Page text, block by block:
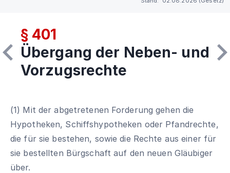
§ 401
Übergang der Neben- und
Vorzugsrechte
(1) Mit der abgetretenen Forderung gehen die
Hypotheken, Schiffshypotheken oder Pfandrechte,
die für sie bestehen, sowie die Rechte aus einer für
sie bestellten Bürgschaft auf den neuen Gläubiger
über.